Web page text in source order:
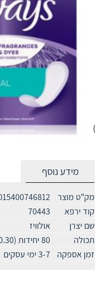
מידע נוסף
מק"ט מוצר
קוד ירפא
70443
שם יצרן
אולוויז
תכולה
80 יחידות (0.30 ₪ ליחידה)
זמן אספקה
3-7 ימי עסקים